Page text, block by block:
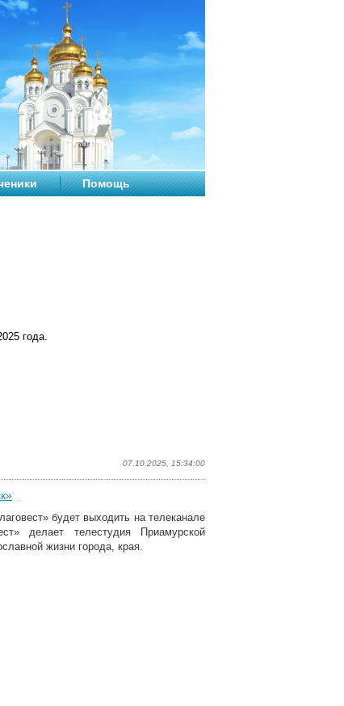
Помощь
года.
07.10.2025, 15:34:00
будет выходить на телеканале
делает телестудия Приамурской
жизни города, края.